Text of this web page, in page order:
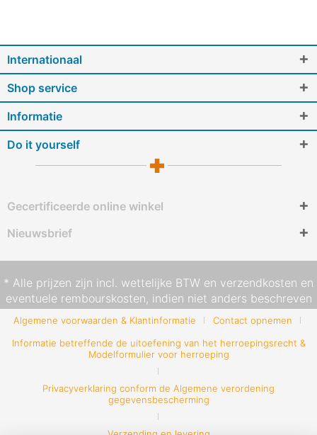
Internationaal
Shop service
Informatie
Do it yourself
Gecertificeerde online winkel
Nieuwsbrief
* Alle prijzen zijn incl. wettelijke BTW en verzendkosten en
eventuele rembourskosten, indien niet anders beschreven
Algemene voorwaarden & Klantinformatie
Contact opnemen
Informatie betreffende de uitoefening van het herroepingsrecht &
Modelformulier voor herroeping
Privacyverklaring conform de Algemene verordening
gegevensbescherming